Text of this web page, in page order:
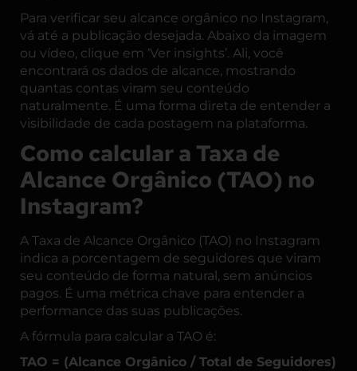
Para verificar seu alcance orgânico no Instagram,
vá até a publicação desejada. Abaixo da imagem
ou vídeo, clique em ‘Ver insights’. Ali, você
encontrará os dados de alcance, mostrando
quantas contas viram seu conteúdo
naturalmente. É uma forma direta de entender a
visibilidade de cada postagem na plataforma.
Como calcular a Taxa de
Alcance Orgânico (TAO) no
Instagram?
A Taxa de Alcance Orgânico (TAO) no Instagram
indica a porcentagem de seguidores que viram
seu conteúdo de forma natural, sem anúncios
pagos. É uma métrica chave para entender a
performance das suas publicações.
A fórmula para calcular a TAO é:
TAO = (Alcance Orgânico / Total de Seguidores)